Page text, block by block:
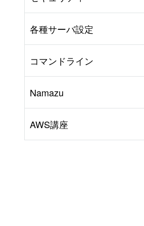
#BIND #Other
各種サーバ設定
コマンドライン
Namazu
AWS講座